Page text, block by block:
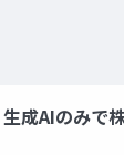
生成AIのみで